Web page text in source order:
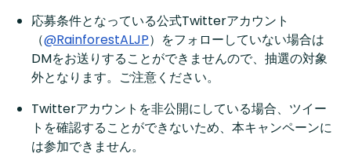
応募条件となっている公式Twitterアカウント
（@RainforestALJP）をフォローしていない場合は
DMをお送りすることができませんので、抽選の対象
外となります。ご注意ください。
Twitterアカウントを非公開にしている場合、ツイー
トを確認することができないため、本キャンペーンに
は参加できません。